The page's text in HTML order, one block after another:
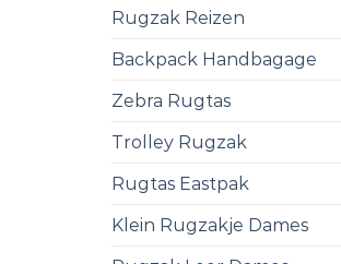
Rugzak Reizen
Backpack Handbagage
Zebra Rugtas
Trolley Rugzak
Rugtas Eastpak
Klein Rugzakje Dames